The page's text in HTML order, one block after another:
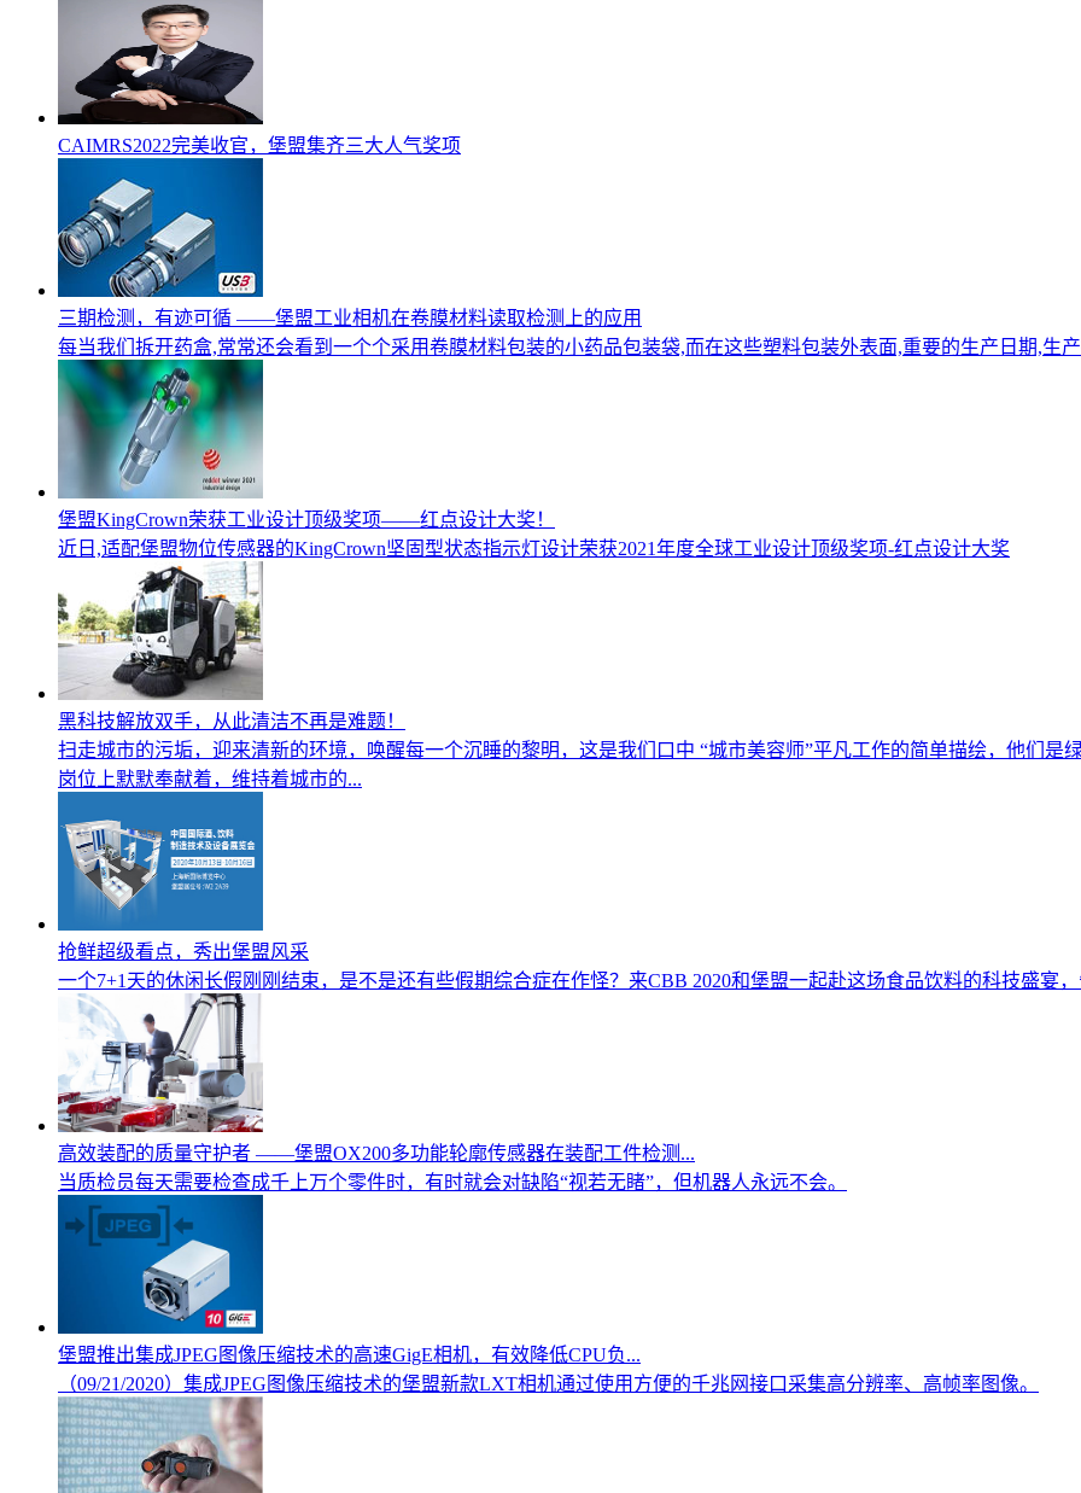
CAIMRS2022完美收官，堡盟集齐三大人气奖项
三期检测，有迹可循 ——堡盟工业相机在卷膜材料读取检测上的应用
每当我们拆开药盒,常常还会看到一个个采用卷膜材料包装的小药品包装袋,而在这些塑料包装外表面,重要的生产日期,生
堡盟KingCrown荣获工业设计顶级奖项——红点设计大奖！
近日,适配堡盟物位传感器的KingCrown坚固型状态指示灯设计荣获2021年度全球工业设计顶级奖项-红点设计大奖
黑科技解放双手，从此清洁不再是难题！
扫走城市的污垢，迎来清新的环境，唤醒每一个沉睡的黎明，这是我们口中 “城市美容师”平凡工作的简单描绘，他们
岗位上默默奉献着，维持着城市的...
抢鲜超级看点，秀出堡盟风采
一个7+1天的休闲长假刚刚结束，是不是还有些假期综合症在作怪？来CBB 2020和堡盟一起赴这场食品饮料的科技盛宴，
高效装配的质量守护者 ——堡盟OX200多功能轮廓传感器在装配工件检测...
当质检员每天需要检查成千上万个零件时，有时就会对缺陷“视若无睹”，但机器人永远不会。
堡盟推出集成JPEG图像压缩技术的高速GigE相机，有效降低CPU负...
（09/21/2020）集成JPEG图像压缩技术的堡盟新款LXT相机通过使用方便的千兆网接口采集高分辨率、高帧率图像。